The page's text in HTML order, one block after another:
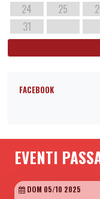
24
25
31
FACEBOOK
EVENTI
DOM 05/10 2025